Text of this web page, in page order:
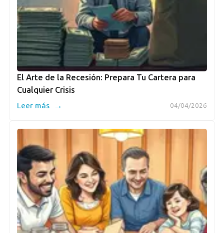
El Arte de la Recesión: Prepara Tu Cartera para
Cualquier Crisis
04/04/2026
Leer más →